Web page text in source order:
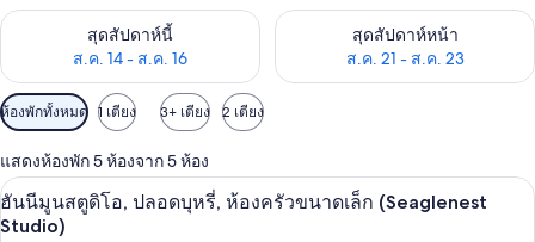
สุดสัปดาห์นี้
ส.ค. 14 - ส.ค. 16
ตรวจสอบจำนวนห้องพักว่างในสุดสัปดาห์นี้ ส.ค. 14 - ส.ค. 16
สุดสัปดาห์หน้า
ส.ค. 21 - ส.ค. 23
ตรวจสอบจำนวนห้องพักว่างใน
ตัว
กรอง
ที่
มี
ให้
ห้องพักทั้งหมด 1 เตียง 3+ เตียง 2 เตียง
แสดงห้องพัก 5 ห้องจาก 5 ห้อง
เปิด
ภาพถ่าย
ฮันนีมูนสตูดิโอ, ปลอดบุหรี่, ห้องครัวขน
5
ฮันนีมูนสตูดิโอ, ปลอดบุหรี่, ห้องครัวขนาดเล็ก (Seaglenest
Studio)